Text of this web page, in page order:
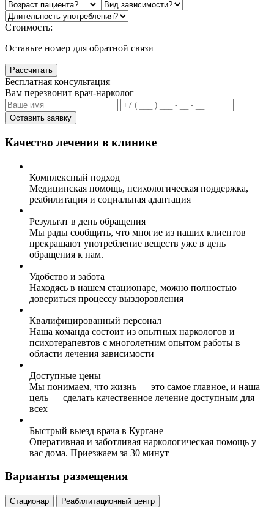
Стоимость:
Оставьте номер для обратной связи
Рассчитать
Бесплатная консультация
Вам перезвонит врач-нарколог
Оставить заявку
Качество лечения в клинике
Комплексный подход
Медицинская помощь, психологическая поддержка,
реабилитация и социальная адаптация
Результат в день обращения
Мы рады сообщить, что многие из наших клиентов
прекращают употребление веществ уже в день
обращения к нам.
Удобство и забота
Находясь в нашем стационаре, можно полностью
довериться процессу выздоровления
Квалифицированный персонал
Наша команда состоит из опытных наркологов и
психотерапевтов с многолетним опытом работы в
области лечения зависимости
Доступные цены
Мы понимаем, что жизнь — это самое главное, и наша
цель — сделать качественное лечение доступным для
всех
Быстрый выезд врача в Кургане
Оперативная и заботливая наркологическая помощь у
вас дома. Приезжаем за 30 минут
Варианты размещения
Стационар Реабилитационный центр